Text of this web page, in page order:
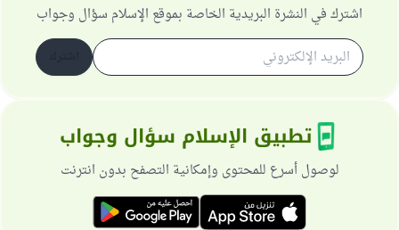
اشترك في النشرة البريدية الخاصة بموقع الإسلام سؤال وجواب
تطبيق الإسلام سؤال وجواب
لوصول أسرع للمحتوى وإمكانية التصفح بدون انترنت